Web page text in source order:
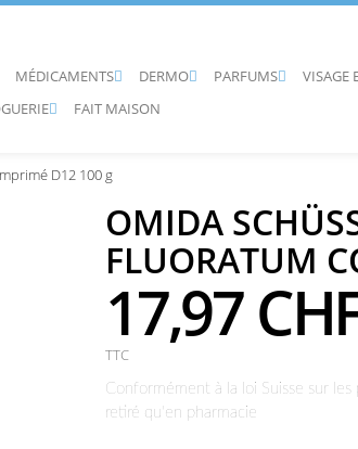

MÉDICAMENTS 
DERMO 
PARFUMS VISAGE
 FAIT MAISON
D12 100 g
OMIDA
FLUORATUM
17,97
TTC
Conformément à la loi Suisse sur
retiré qu'en pharmacie